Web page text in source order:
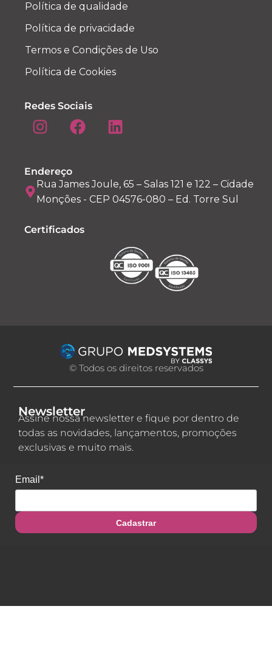
Política de qualidade
Política de privacidade
Termos e Condições de Uso
Política de Cookies
Redes Sociais
Endereço
Rua James Joule, 65 – Salas 121 e 122 – Cidade
Monções - CEP 04576-080 – Ed. Torre Sul
Certificados
© Todos os direitos reservados
Newsletter
Assine nossa newsletter e fique por dentro de
todas as novidades, lançamentos, promoções
exclusivas e muito mais.
Email*
Cadastrar